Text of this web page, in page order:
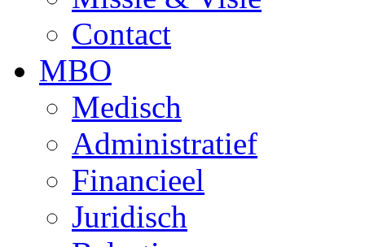
Contact
MBO
Medisch
Administratief
Financieel
Juridisch